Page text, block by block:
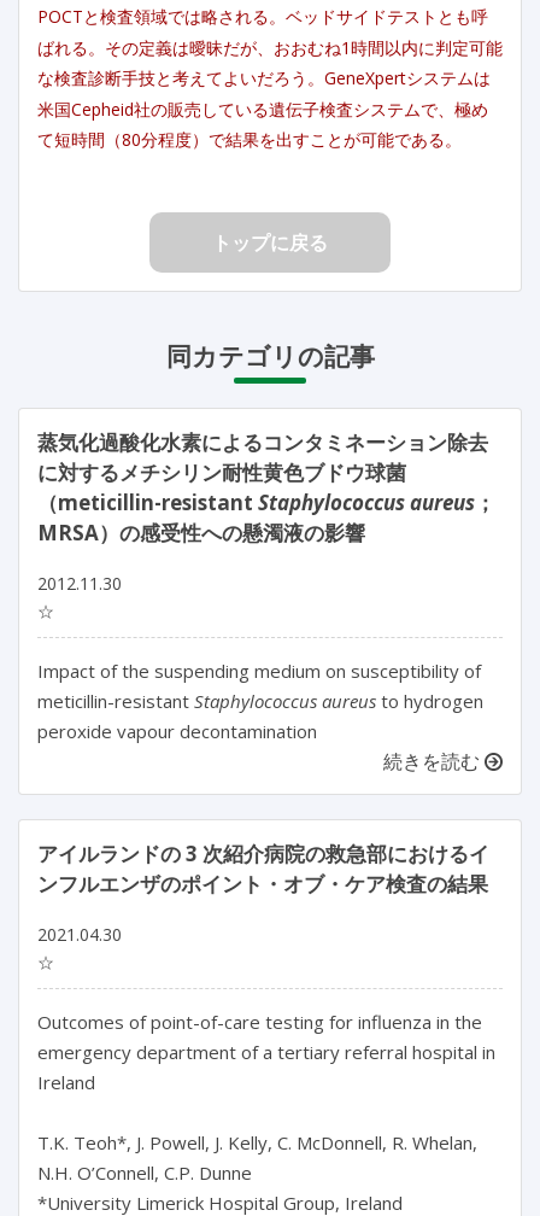
POCTと検査領域では略される。ベッドサイドテストとも呼
ばれる。その定義は曖昧だが、おおむね1時間以内に判定可能
な検査診断手技と考えてよいだろう。GeneXpertシステムは
米国Cepheid社の販売している遺伝子検査システムで、極め
て短時間（80分程度）で結果を出すことが可能である。
トップに戻る
同カテゴリの記事
蒸気化過酸化水素によるコンタミネーション除去
に対するメチシリン耐性黄色ブドウ球菌
（meticillin-resistant Staphylococcus aureus ；
MRSA）の感受性への懸濁液の影響
2012.11.30
☆
Impact of the suspending medium on susceptibility of
meticillin-resistant Staphylococcus aureus to hydrogen
peroxide vapour decontamination
続きを読む
アイルランドの 3 次紹介病院の救急部におけるイ
ンフルエンザのポイント・オブ・ケア検査の結果
2021.04.30
☆
Outcomes of point-of-care testing for influenza in the
emergency department of a tertiary referral hospital in
Ireland
T.K. Teoh*, J. Powell, J. Kelly, C. McDonnell, R. Whelan,
N.H. O’Connell, C.P. Dunne
*University Limerick Hospital Group, Ireland